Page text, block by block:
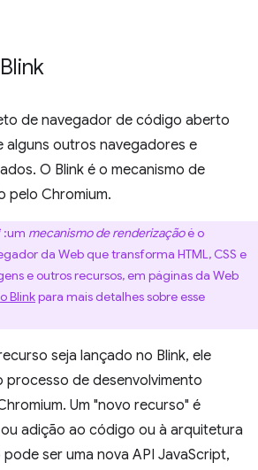
de navegador de código aberto
alguns outros navegadores e
O Blink é o mecanismo de
pelo Chromium.
:um mecanismo de renderizaçãoé o
da Web que transforma HTML, CSS e
e outros recursos, em páginas da Web
Blinkpara mais detalhes sobre esse
seja lançado no Blink, ele
processo de desenvolvimento
Um "novo recurso" é
adição ao código ou à arquitetura
ser uma nova API JavaScript,